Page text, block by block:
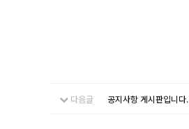
다음글 공지사항 게시판입니다.